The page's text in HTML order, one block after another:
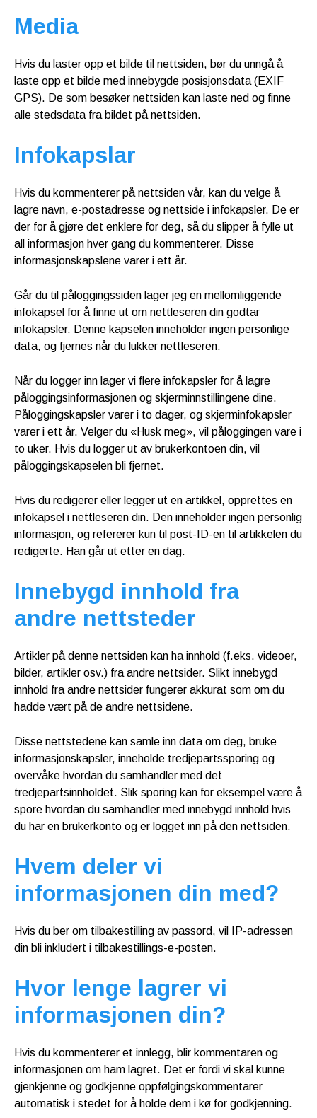
Media
Hvis du laster opp et bilde til nettsiden, bør du unngå å
laste opp et bilde med innebygde posisjonsdata (EXIF
GPS). De som besøker nettsiden kan laste ned og finne
alle stedsdata fra bildet på nettsiden.
Infokapslar
Hvis du kommenterer på nettsiden vår, kan du velge å
lagre navn, e-postadresse og nettside i infokapsler. De er
der for å gjøre det enklere for deg, så du slipper å fylle ut
all informasjon hver gang du kommenterer. Disse
informasjonskapslene varer i ett år.
Går du til påloggingssiden lager jeg en mellomliggende
infokapsel for å finne ut om nettleseren din godtar
infokapsler. Denne kapselen inneholder ingen personlige
data, og fjernes når du lukker nettleseren.
Når du logger inn lager vi flere infokapsler for å lagre
påloggingsinformasjonen og skjerminnstillingene dine.
Påloggingskapsler varer i to dager, og skjerminfokapsler
varer i ett år. Velger du «Husk meg», vil påloggingen vare i
to uker. Hvis du logger ut av brukerkontoen din, vil
påloggingskapselen bli fjernet.
Hvis du redigerer eller legger ut en artikkel, opprettes en
infokapsel i nettleseren din. Den inneholder ingen personlig
informasjon, og refererer kun til post-ID-en til artikkelen du
redigerte. Han går ut etter en dag.
Innebygd innhold fra
andre nettsteder
Artikler på denne nettsiden kan ha innhold (f.eks. videoer,
bilder, artikler osv.) fra andre nettsider. Slikt innebygd
innhold fra andre nettsider fungerer akkurat som om du
hadde vært på de andre nettsidene.
Disse nettstedene kan samle inn data om deg, bruke
informasjonskapsler, inneholde tredjepartssporing og
overvåke hvordan du samhandler med det
tredjepartsinnholdet. Slik sporing kan for eksempel være å
spore hvordan du samhandler med innebygd innhold hvis
du har en brukerkonto og er logget inn på den nettsiden.
Hvem deler vi
informasjonen din med?
Hvis du ber om tilbakestilling av passord, vil IP-adressen
din bli inkludert i tilbakestillings-e-posten.
Hvor lenge lagrer vi
informasjonen din?
Hvis du kommenterer et innlegg, blir kommentaren og
informasjonen om ham lagret. Det er fordi vi skal kunne
gjenkjenne og godkjenne oppfølgingskommentarer
automatisk i stedet for å holde dem i kø for godkjenning.